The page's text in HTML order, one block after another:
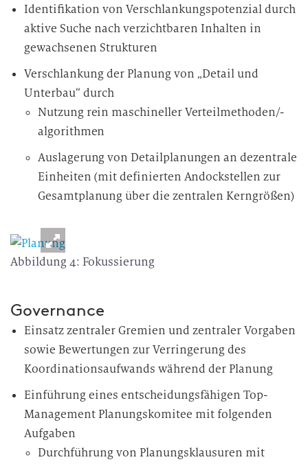
Identifikation von Verschlankungspotenzial durch
aktive Suche nach verzichtbaren Inhalten in
gewachsenen Strukturen
Verschlankung der Planung von „Detail und
Unterbau“ durch
Nutzung rein maschineller Verteilmethoden/-
algorithmen
Auslagerung von Detailplanungen an dezentrale
Einheiten (mit definierten Andockstellen zur
Gesamtplanung über die zentralen Kerngrößen)
Abbildung 4: Fokussierung
Governance
Einsatz zentraler Gremien und zentraler Vorgaben
sowie Bewertungen zur Verringerung des
Koordinationsaufwands während der Planung
Einführung eines entscheidungsfähigen Top-
Management Planungskomitee mit folgenden
Aufgaben
Durchführung von Planungsklausuren mit